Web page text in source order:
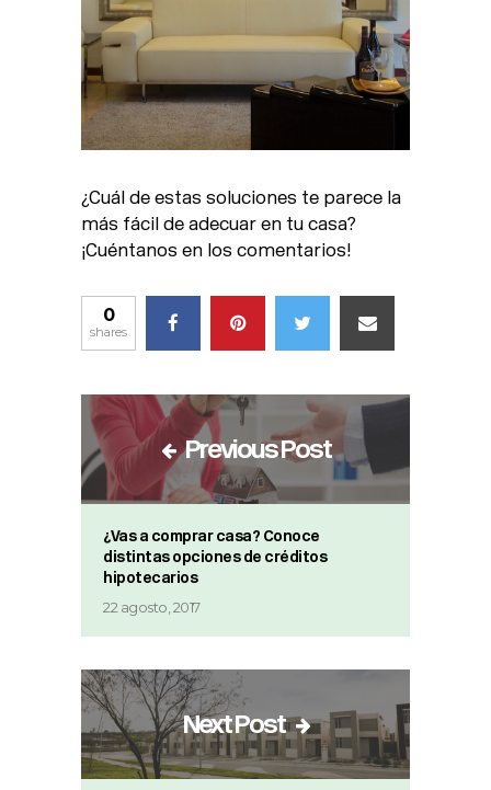
¿Cuál de estas soluciones te parece la
más fácil de adecuar en tu casa?
¡Cuéntanos en los comentarios!
0
shares
Previous Post
¿Vas a comprar casa? Conoce
distintas opciones de créditos
hipotecarios
22 agosto, 2017
Next Post